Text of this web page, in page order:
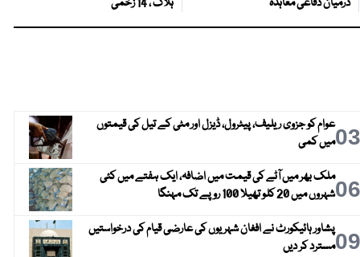
03عوام کو جزوی ریلیف، پیٹرول، ڈیزل اور مٹی کے تیل کی قیمتوں
میں کمی
06ملک بھر میں آٹے کی قیمت میں اضافہ، ایک ہفتے میں کئی
شہروں میں 20 کلو تھیلا 100 روپے تک مہنگا
09پشاور ہائیکورٹ نے افغان شہریوں کی عارضی قیام کی درخواستیں
مسترد کر دیں